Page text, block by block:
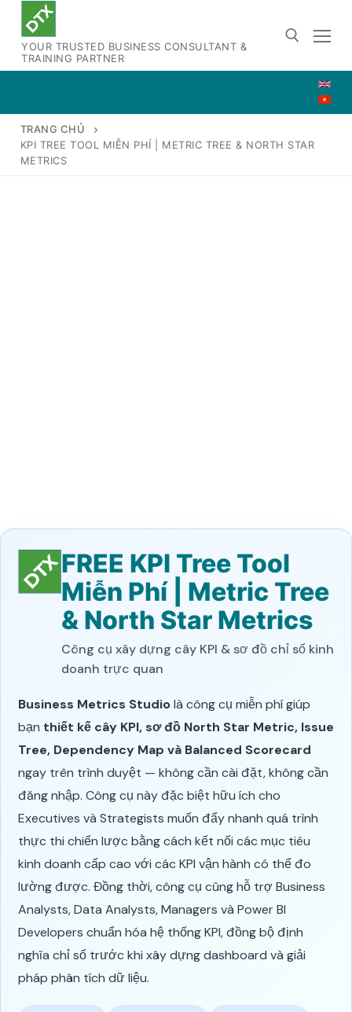
Chuyển
đến
YOUR TRUSTED BUSINESS CONSULTANT &
TRAINING PARTNER
TRANG CHỦ
KPI TREE TOOL MIỄN PHÍ | METRIC TREE & NORTH STAR
METRICS
FREE KPI Tree Tool
Miễn Phí | Metric Tree
& North Star Metrics
Công cụ xây dựng cây KPI & sơ đồ chỉ số kinh
doanh trực quan
Business Metrics Studiolà công cụ miễn phí giúp
bạn thiết kế cây KPI, sơ đồ North Star Metric, Issue
Tree, Dependency Map và Balanced Scorecard
ngay trên trình duyệt — không cần cài đặt, không cần
đăng nhập. Công cụ này đặc biệt hữu ích cho
Executives và Strategists muốn đẩy nhanh quá trình
thực thi chiến lược bằng cách kết nối các mục tiêu
kinh doanh cấp cao với các KPI vận hành có thể đo
lường được. Đồng thời, công cụ cũng hỗ trợ Business
Analysts, Data Analysts, Managers và Power BI
Developers chuẩn hóa hệ thống KPI, đồng bộ định
nghĩa chỉ số trước khi xây dựng dashboard và giải
pháp phân tích dữ liệu.